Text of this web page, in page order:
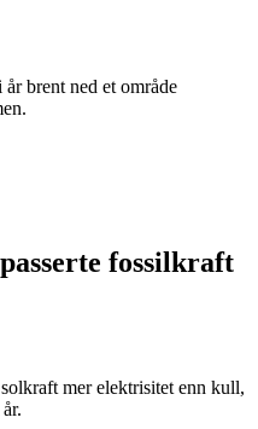
brent ned et område
fossilkraft
mer elektrisitet enn kull,